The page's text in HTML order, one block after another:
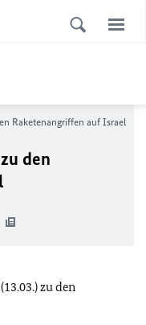
Raketenangriffen auf Israel
den
zu den